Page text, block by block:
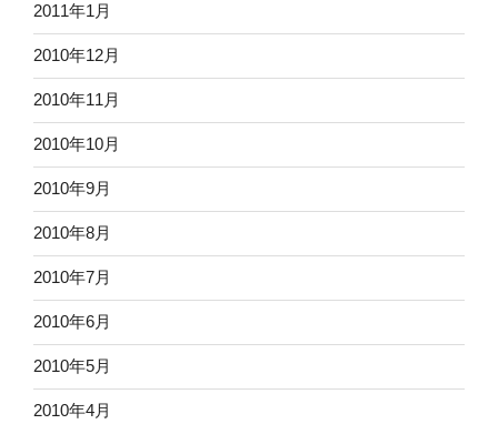
2011年1月
2010年12月
2010年11月
2010年10月
2010年9月
2010年8月
2010年7月
2010年6月
2010年5月
2010年4月